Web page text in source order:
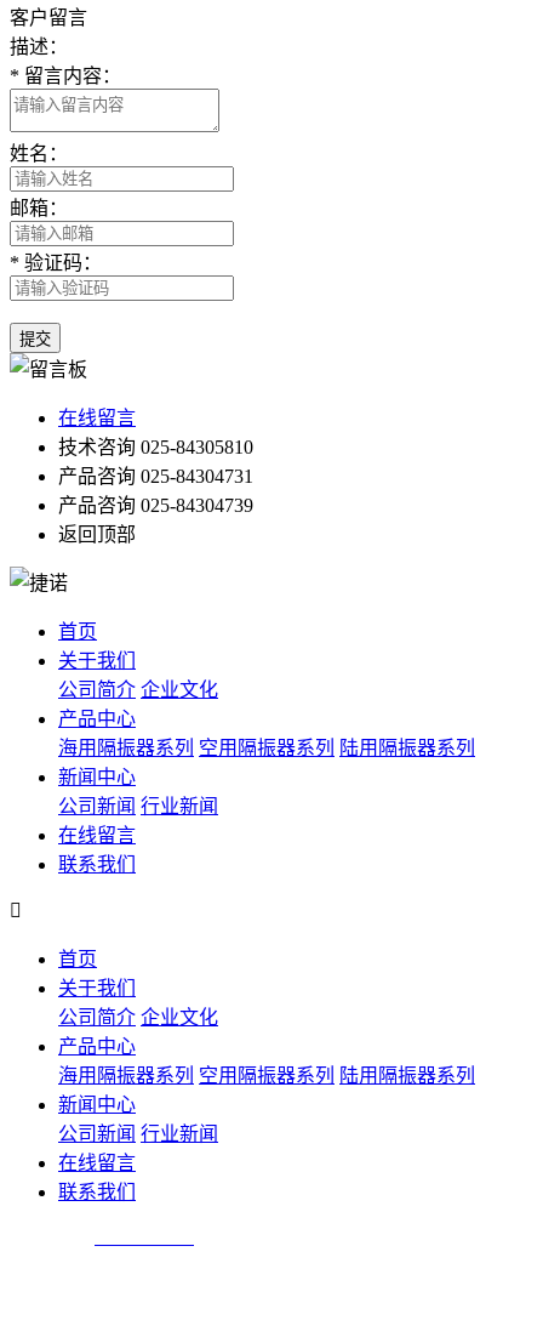
客户留言
描述：
* 留言内容：
姓名：
邮箱：
* 验证码：
提交
在线留言
技术咨询 025-84305810
产品咨询 025-84304731
产品咨询 025-84304739
返回顶部
首页
关于我们
公司简介 企业文化
产品中心
海用隔振器系列 空用隔振器系列 陆用隔振器系列
新闻中心
公司新闻 行业新闻
在线留言
联系我们

首页
关于我们
公司简介 企业文化
产品中心
海用隔振器系列 空用隔振器系列 陆用隔振器系列
新闻中心
公司新闻 行业新闻
在线留言
联系我们